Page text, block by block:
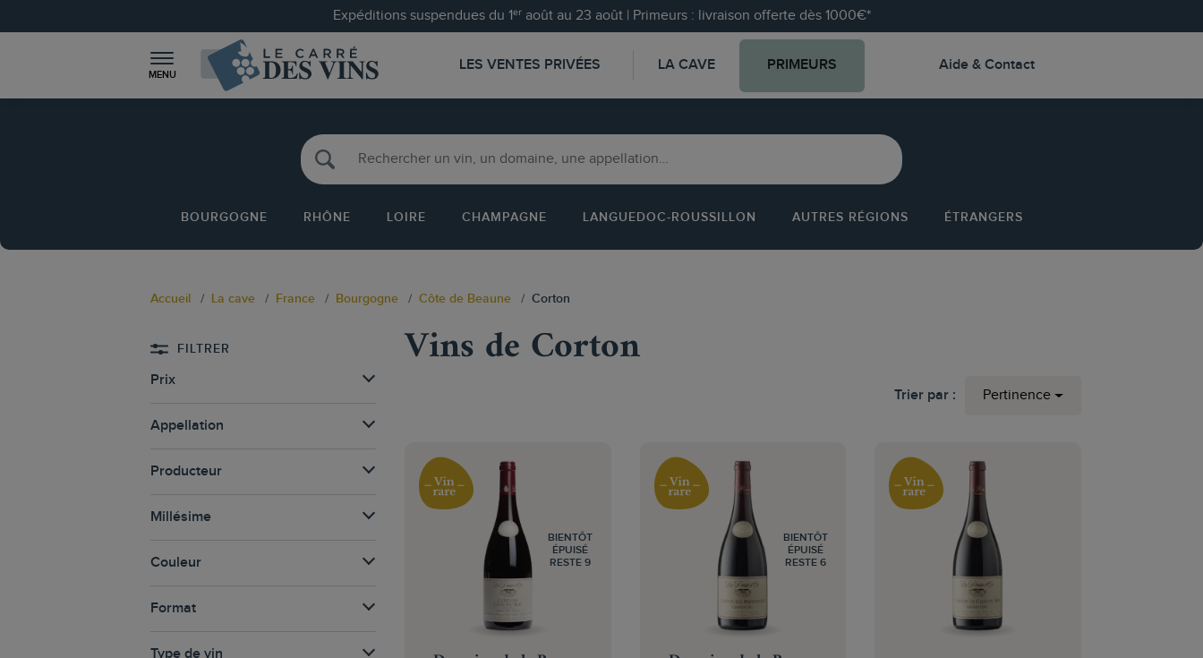
Expéditions suspendues du 1ᵉʳ août au 23 août | Primeurs : livraison offerte dès 1000€*
MENU
LES VENTES PRIVÉES LA CAVE PRIMEURS Aide & Contact
BOURGOGNE RHÔNE LOIRE CHAMPAGNE LANGUEDOC-ROUSSILLON AUTRES RÉGIONS ÉTRANGERS
Accueil La cave France Bourgogne Côte de Beaune Corton
FILTRER
Prix
Appellation
Producteur
Millésime
Couleur
Format
Type de vin
Vins de Corton
Trier par : Pertinence
BIENTÔT
ÉPUISÉ
RESTE 9
BIENTÔT
ÉPUISÉ
RESTE 6